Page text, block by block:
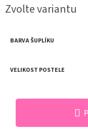
cena:
Zvolte variantu
BARVA ŠUPLÍKU
VELIKOST POSTELE